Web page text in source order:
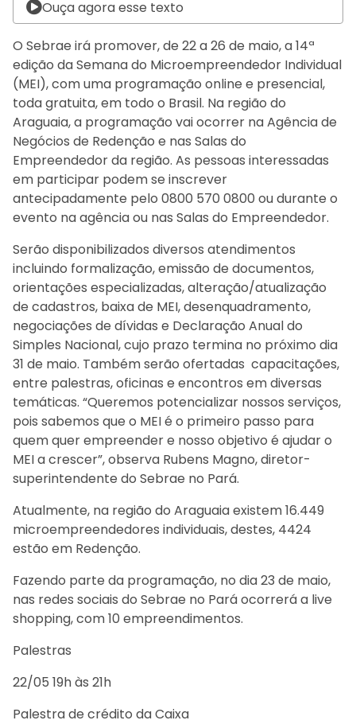
Ouça agora esse texto
O Sebrae irá promover, de 22 a 26 de maio, a 14ª
edição da Semana do Microempreendedor Individual
(MEI), com uma programação online e presencial,
toda gratuita, em todo o Brasil. Na região do
Araguaia, a programação vai ocorrer na Agência de
Negócios de Redenção e nas Salas do
Empreendedor da região. As pessoas interessadas
em participar podem se inscrever
antecipadamente pelo 0800 570 0800 ou durante o
evento na agência ou nas Salas do Empreendedor.
Serão disponibilizados diversos atendimentos
incluindo formalização, emissão de documentos,
orientações especializadas, alteração/atualização
de cadastros, baixa de MEI, desenquadramento,
negociações de dívidas e Declaração Anual do
Simples Nacional, cujo prazo termina no próximo dia
31 de maio. Também serão ofertadas capacitações,
entre palestras, oficinas e encontros em diversas
temáticas. “Queremos potencializar nossos serviços,
pois sabemos que o MEI é o primeiro passo para
quem quer empreender e nosso objetivo é ajudar o
MEI a crescer”, observa Rubens Magno, diretor-
superintendente do Sebrae no Pará.
Atualmente, na região do Araguaia existem 16.449
microempreendedores individuais, destes, 4424
estão em Redenção.
Fazendo parte da programação, no dia 23 de maio,
nas redes sociais do Sebrae no Pará ocorrerá a live
shopping, com 10 empreendimentos.
Palestras
22/05 19h às 21h
Palestra de crédito da Caixa